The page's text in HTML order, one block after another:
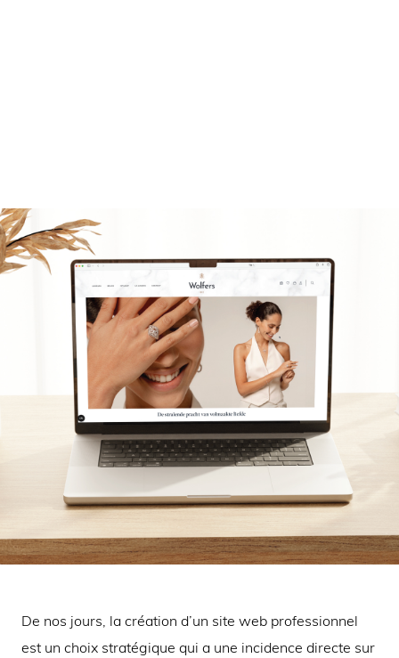
De nos jours, la création d’un site web professionnel
est un choix stratégique qui a une incidence directe sur